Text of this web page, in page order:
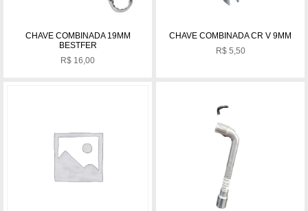
CHAVE COMBINADA 19MM
BESTFER
R$ 16,00
CHAVE COMBINADA CR V 9MM
R$5,50